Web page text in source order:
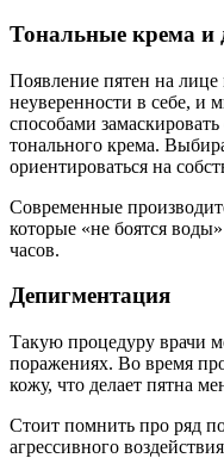
Тональные крема и
Появление пятен на
неуверенности в себе, и
способами
тонального крема.
ориентироваться на
Современные
которые «не боятся
часов.
Депигментация
Такую процедуру врачи
поражениях. Во время
кожу, что делает пятна
Стоит помнить про ряд
агрессивного